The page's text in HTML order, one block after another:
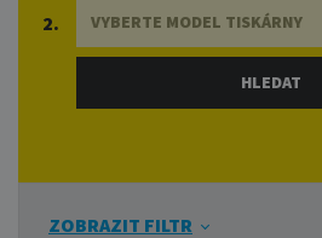
VYBERTE MODEL TISKÁRNY
2.
ZOBRAZIT FILTR